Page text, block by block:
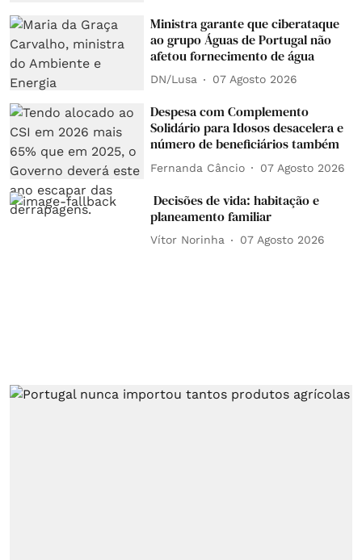
Ministra garante que ciberataque
ao grupo Águas de Portugal não
afetou fornecimento de água
DN/Lusa 07 Agosto 2026
Despesa com Complemento
Solidário para Idosos desacelera e
número de beneficiários também
Fernanda Câncio 07 Agosto 2026
Decisões de vida: habitação e
planeamento familiar
Vítor Norinha 07 Agosto 2026